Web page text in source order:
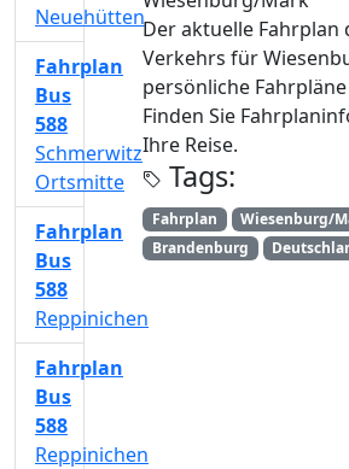
Der aktuelle Fahrplan
Verkehrs für
persönliche
Finden Sie
Ihre Reise.
Tags:
Fahrplan Wiesenburg/
Brandenburg
Neuehütten
Fahrplan
Bus
588
Schmerwitz
Ortsmitte
Fahrplan
Bus
588
Reppinichen
Fahrplan
Bus
588
Reppinichen